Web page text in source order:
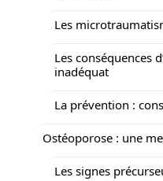
Les
Les conséquences
inadéquat
La prévention :
Ostéoporose : une
Les signes